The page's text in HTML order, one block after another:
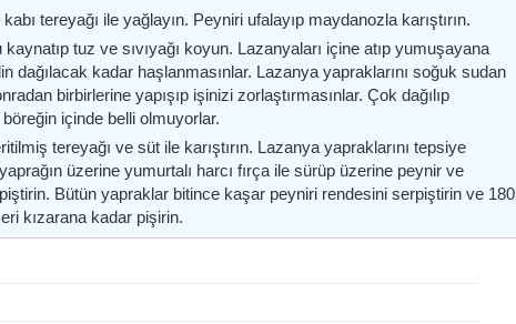
tereyağı ile yağlayın. Peyniri ufalayıp maydanozla karıştırın.
tuz ve sıvıyağı koyun. Lazanyaları içine atıp yumuşayana
dağılacak kadar haşlanmasınlar. Lazanya yapraklarını soğuk sudan
birbirlerine yapışıp işinizi zorlaştırmasınlar. Çok dağılıp
içinde belli olmuyorlar.
tereyağı ve süt ile karıştırın. Lazanya yapraklarını tepsiye
üzerine yumurtalı harcı fırça ile sürüp üzerine peynir ve
Bütün yapraklar bitince kaşar peyniri rendesini serpiştirin ve 180
kızarana kadar pişirin.